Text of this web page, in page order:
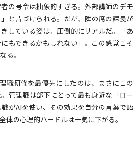
の号令は抽象的すぎる。外部講師のデモ
と片づけられる。だが、隣の席の課長が
している姿は、圧倒的にリアルだ。「あ
もできるかもしれない」。この感覚こそ
る。
職研修を最優先にしたのは、まさにこの
管理職は部下にとって最も身近な「ロー
がAIを使い、その効果を自分の言葉で語
体の心理的ハードルは一気に下がる。